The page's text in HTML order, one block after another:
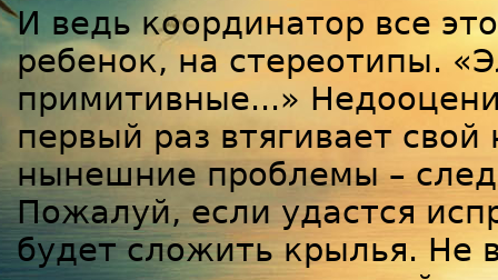
И ведь координатор все
ребенок, на стереотипы.
примитивные...»
первый раз втягивает
нынешние проблемы –
Пожалуй, если удастся
будет сложить крылья. Не